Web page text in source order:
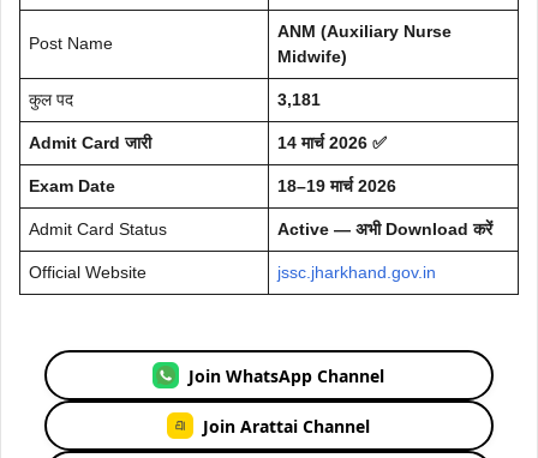
Post Name
ANM (Auxiliary Nurse
Midwife)
कुल पद 3,181
Admit Card जारी 14 मार्च 2026 ✅
Exam Date 18–19 मार्च 2026
Admit Card Status Active — अभी Download करें
Official Website jssc.jharkhand.gov.in
Join WhatsApp Channel
Join Arattai Channel